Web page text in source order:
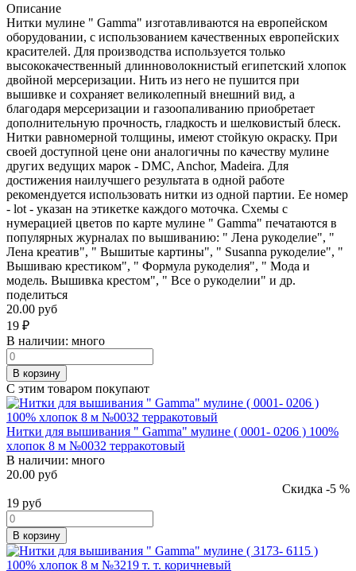
Описание
Нитки мулине " Gamma" изготавливаются на европейском
оборудовании, с использованием качественных европейских
красителей. Для производства используется только
высококачественный длинноволокнистый египетский хлопок
двойной мерсеризации. Нить из него не пушится при
вышивке и сохраняет великолепный внешний вид, а
благодаря мерсеризации и газоопаливанию приобретает
дополнительную прочность, гладкость и шелковистый блеск.
Нитки равномерной толщины, имеют стойкую окраску. При
своей доступной цене они аналогичны по качеству мулине
других ведущих марок - DMC, Anchor, Madeira. Для
достижения наилучшего результата в одной работе
рекомендуется использовать нитки из одной партии. Ее номер
- lot - указан на этикетке каждого моточка. Схемы с
нумерацией цветов по карте мулине " Gamma" печатаются в
популярных журналах по вышиванию: " Лена рукоделие", "
Лена креатив", " Вышитые картины", " Susanna рукоделие", "
Вышиваю крестиком", " Формула рукоделия", " Мода и
модель. Вышивка крестом", " Все о рукоделии" и др.
поделиться
20.00 руб
19 ₽
В наличии: много
В корзину
С этим товаром покупают
Нитки для вышивания " Gamma" мулине ( 0001- 0206 ) 100%
хлопок 8 м №0032 терракотовый
В наличии: много
20.00 руб
Скидка -5 %
19 руб
В корзину